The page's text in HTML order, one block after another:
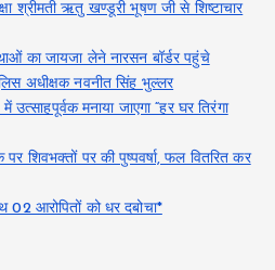
श्रीमती ऋतु खण्डूरी भूषण जी से शिष्टाचार
का जायजा लेने नारसन बॉर्डर पहुंचे
अधीक्षक नवनीत सिंह भुल्लर
मनाया जाएगा “हर घर तिरंगा
शिवभक्तों पर की पुष्पवर्षा, फल वितरित कर
आरोपितों को धर दबोचा*